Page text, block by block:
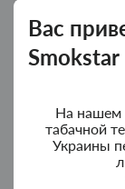
Вас
Smokstar
На нашем
табачной
Украины